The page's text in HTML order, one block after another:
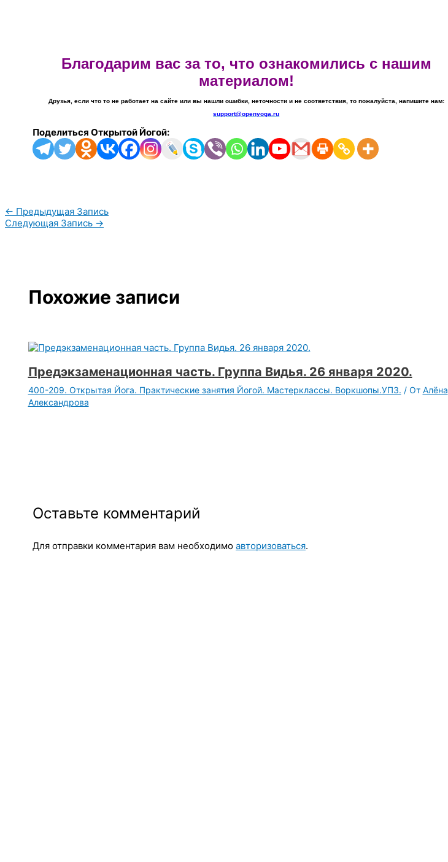
Благодарим вас за то, что ознакомились с нашим
материалом!
Друзья, если что то не работает на сайте или вы нашли ошибки, неточности и не соответствия, то пожалуйста, напишите нам:
support@openyoga.ru
Поделиться Открытой Йогой:
← Предыдущая Запись
Следующая Запись →
Похожие записи
Предэкзаменационная часть. Группа Видья. 26 января 2020.
400-209. Открытая Йога. Практические занятия Йогой. Мастерклассы. Воркшопы.УПЗ. / От Алёна
Александрова
Оставьте комментарий
Для отправки комментария вам необходимо авторизоваться.